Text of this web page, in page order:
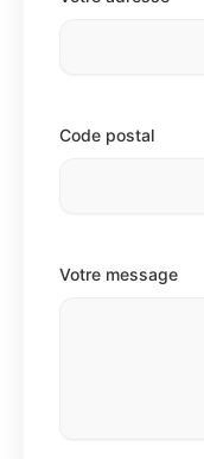
Code postal
Votre message